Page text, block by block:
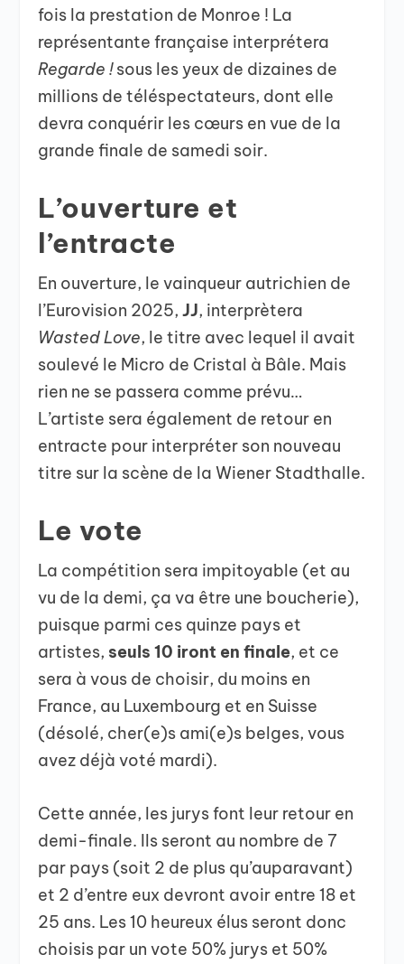
fois la prestation de Monroe ! La
représentante française interprétera
Regarde !sous les yeux de dizaines de
millions de téléspectateurs, dont elle
devra conquérir les cœurs en vue de la
grande finale de samedi soir.
L’ouverture et
l’entracte
En ouverture, le vainqueur autrichien de
l’Eurovision 2025,JJ, interprètera
Wasted Love, le titre avec lequel il avait
soulevé le Micro de Cristal à Bâle. Mais
rien ne se passera comme prévu…
L’artiste sera également de retour en
entracte pour interpréter son nouveau
titre sur la scène de la Wiener Stadthalle.
Le vote
La compétition sera impitoyable (et au
vu de la demi, ça va être une boucherie),
puisque parmi ces quinze pays et
artistes, seuls 10 iront en finale, et ce
sera à vous de choisir, du moins en
France, au Luxembourg et en Suisse
(désolé, cher(e)s ami(e)s belges, vous
avez déjà voté mardi).
Cette année, les jurys font leur retour en
demi-finale. Ils seront au nombre de 7
par pays (soit 2 de plus qu’auparavant)
et 2 d’entre eux devront avoir entre 18 et
25 ans. Les 10 heureux élus seront donc
choisis par un vote 50% jurys et 50%